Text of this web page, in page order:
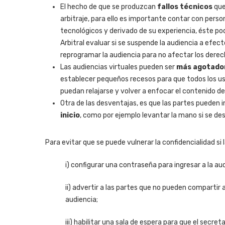
El hecho de que se produzcan fallos técnicos
arbitraje, para ello es importante contar con
tecnológicos y derivado de su experiencia, éste
Arbitral evaluar si se suspende la audiencia a
reprogramar la audiencia para no afectar los
Las audiencias virtuales pueden ser más
establecer pequeños recesos para que todos los
puedan relajarse y volver a enfocar el contenido
Otra de las desventajas, es que las partes
inicio, como por ejemplo levantar la mano si se
Para evitar que se puede vulnerar la confidencialidad
i) configurar una contraseña para ingresar a la
ii) advertir a las partes que no pueden compartir
audiencia;
iii) habilitar una sala de espera para que el